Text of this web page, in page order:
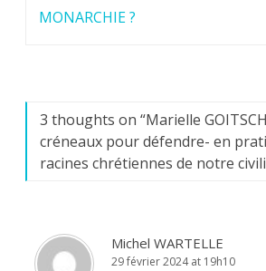
MONARCHIE ?
3 thoughts on “Marielle
créneaux pour défendre- en
racines chrétiennes de notre
Michel WARTELLE
29 février 2024 at 19h10